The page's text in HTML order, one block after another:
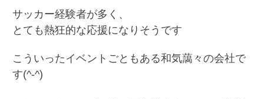
サッカー経験者が多く、
とても熱狂的な応援になりそうです
こういったイベントごともある和気藹々の会社で
す(^-^)